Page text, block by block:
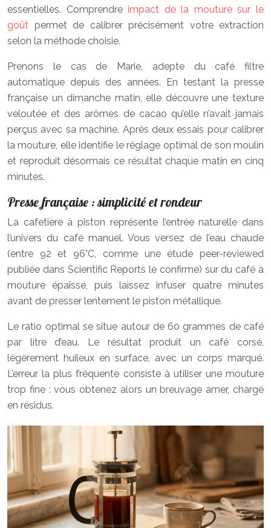
essentielles. Comprendreimpact de la mouture sur le
goût permet de calibrer précisément votre extraction
selon la méthode choisie.
Prenons le cas de Marie, adepte du café filtre
automatique depuis des années. En testant la presse
française un dimanche matin, elle découvre une texture
veloutée et des arômes de cacao qu’elle n’avait jamais
perçus avec sa machine. Après deux essais pour calibrer
la mouture, elle identifie le réglage optimal de son moulin
et reproduit désormais ce résultat chaque matin en cinq
minutes.
Presse française : simplicité et rondeur
La cafetière à piston représente l’entrée naturelle dans
l’univers du café manuel. Vous versez de l’eau chaude
(entre 92 et 96°C, comme une étude peer-reviewed
publiée dans Scientific Reports le confirme) sur du café à
mouture épaisse, puis laissez infuser quatre minutes
avant de presser lentement le piston métallique.
Le ratio optimal se situe autour de 60 grammes de café
par litre d’eau. Le résultat produit un café corsé,
légèrement huileux en surface, avec un corps marqué.
L’erreur la plus fréquente consiste à utiliser une mouture
trop fine : vous obtenez alors un breuvage amer, chargé
en résidus.